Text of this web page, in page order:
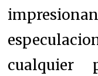
cualquier